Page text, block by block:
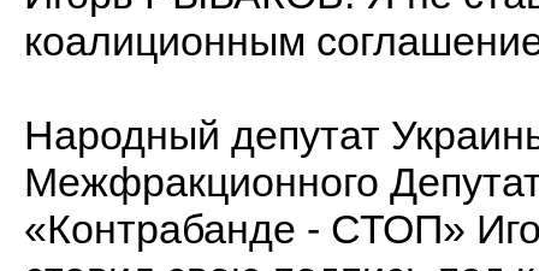
коалиционным
Народный депутат
Межфракционного
«Контрабанде - СТОП»